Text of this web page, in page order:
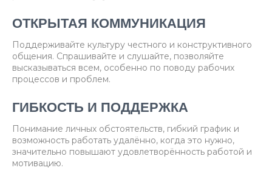
ОТКРЫТАЯ КОММУНИКАЦИЯ
Поддерживайте культуру честного и конструктивного
общения. Спрашивайте и слушайте, позволяйте
высказываться всем, особенно по поводу рабочих
процессов и проблем.
ГИБКОСТЬ И ПОДДЕРЖКА
Понимание личных обстоятельств, гибкий график и
возможность работать удалённо, когда это нужно,
значительно повышают удовлетворённость работой и
мотивацию.